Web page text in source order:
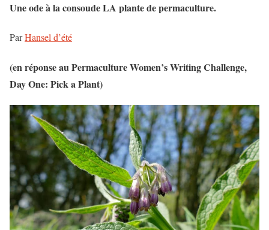
Une ode à la consoude LA plante de permaculture.
ParHansel d’été
(en réponse au Permaculture Women’s Writing Challenge,
Day One: Pick a Plant)